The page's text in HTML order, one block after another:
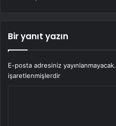
Bir yanıt yazın
E-posta adresiniz yayınlanmayacak.
işaretlenmişlerdir